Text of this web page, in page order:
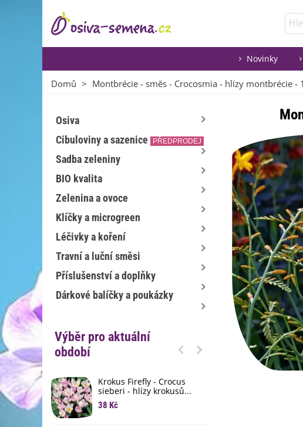
Novinky
Domů > Montbrécie - směs - Crocosmia - hlízy montbrécie -
Osiva
Cibuloviny a sazenice
PŘEDPRODEJ
Sadba zeleniny
BIO kvalita
Zelenina a ovoce
Klíčky a microgreen
Léčivky a koření
Travní a luční směsi
Příslušenství a doplňky
Dárkové balíčky a poukázky
Výběr pro aktuální
období
Krokus Firefly - Crocus
sieberi - hlízy krokusů...
38 Kč